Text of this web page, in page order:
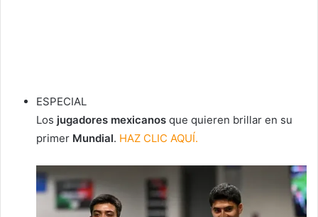
ESPECIAL
Los jugadores mexicanos que quieren brillar en su
primer Mundial. HAZ CLIC AQUÍ.